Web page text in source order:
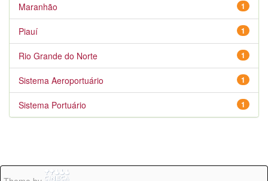
1
Maranhão
1
Piauí
1
Rio Grande do Norte
1
Sistema Aeroportuário
1
Sistema Portuário